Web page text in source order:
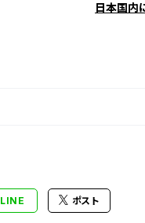
日本国内
LINE ポスト